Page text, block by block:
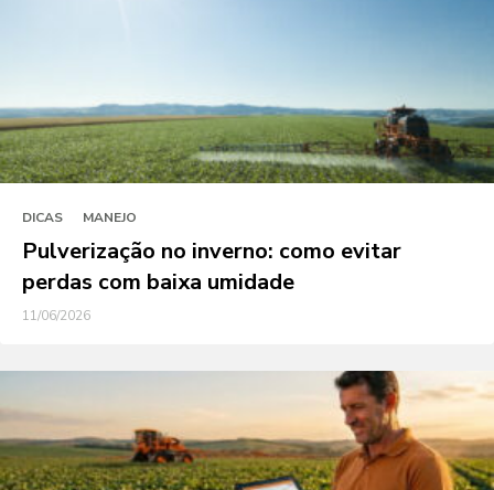
DICAS MANEJO
Pulverização no inverno: como evitar
perdas com baixa umidade
11/06/2026